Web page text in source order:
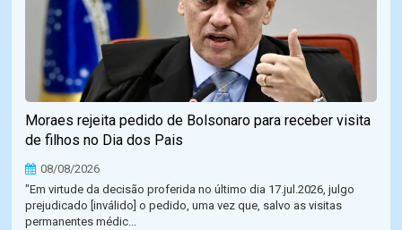
Moraes rejeita pedido de Bolsonaro para receber visita
de filhos no Dia dos Pais
08/08/2026
"Em virtude da decisão proferida no último dia 17.jul.2026, julgo
prejudicado [inválido] o pedido, uma vez que, salvo as visitas
permanentes médic...